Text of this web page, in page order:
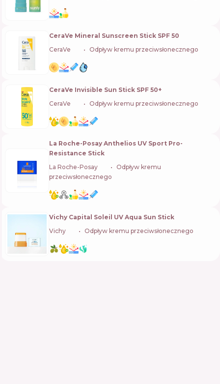
CeraVe Mineral Sunscreen Stick SPF 50
CeraVe
Odpływ kremu przeciwsłonecznego
CeraVe Invisible Sun Stick SPF 50+
CeraVe
Odpływ kremu przeciwsłonecznego
La Roche-Posay Anthelios UV Sport Pro-
Resistance Stick
La Roche-Posay
Odpływ kremu
przeciwsłonecznego
Vichy Capital Soleil UV Aqua Sun Stick
Vichy
Odpływ kremu przeciwsłonecznego